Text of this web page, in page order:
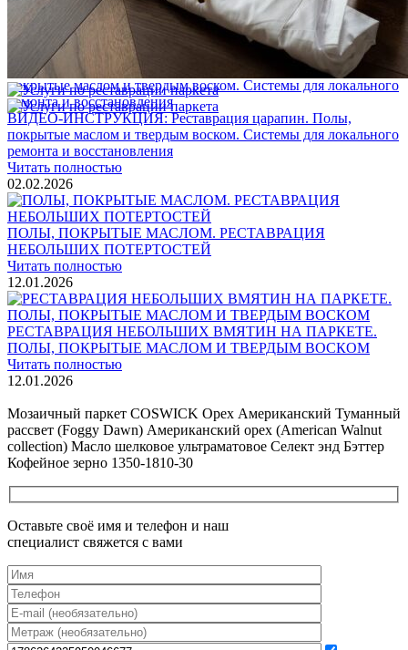
Блог
Интересные статьи о паркете Coswick
ВИДЕО-ИНСТРУКЦИЯ: Реставрация царапин. Полы,
покрытые маслом и твердым воском. Системы для локального
ремонта и восстановления
Читать полностью
02.02.2026
ПОЛЫ, ПОКРЫТЫЕ МАСЛОМ. РЕСТАВРАЦИЯ
НЕБОЛЬШИХ ПОТЕРТОСТЕЙ
Читать полностью
12.01.2026
РЕСТАВРАЦИЯ НЕБОЛЬШИХ ВМЯТИН НА ПАРКЕТЕ.
ПОЛЫ, ПОКРЫТЫЕ МАСЛОМ И ТВЕРДЫМ ВОСКОМ
Читать полностью
12.01.2026
Мозаичный паркет COSWICK Орех Американский Туманный
рассвет (Foggy Dawn) Американский орех (American Walnut
collection) Масло шелковое ультраматовое Селект энд Бэттер
Кофейное зерно 1350-1810-30
Оставьте своё имя и телефон и наш
специалист свяжется с вами